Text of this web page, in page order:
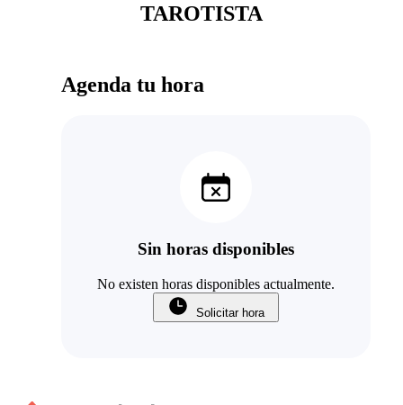
TAROTISTA
Agenda tu hora
Sin horas disponibles
No existen horas disponibles actualmente.
Solicitar hora